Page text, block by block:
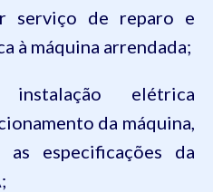
serviço de reparo e
à máquina arrendada;
elétrica
da máquina,
especificações da